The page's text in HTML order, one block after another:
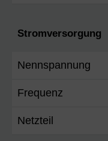
Stromversorgung
Nennspannung
Frequenz
Netzteil